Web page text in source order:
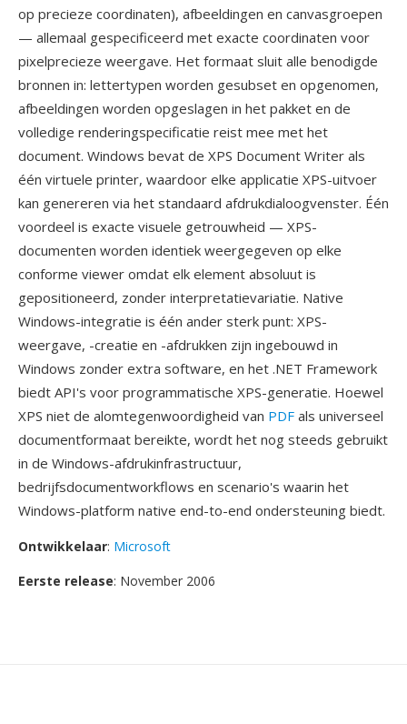
op precieze coordinaten), afbeeldingen en canvasgroepen
— allemaal gespecificeerd met exacte coordinaten voor
pixelprecieze weergave. Het formaat sluit alle benodigde
bronnen in: lettertypen worden gesubset en opgenomen,
afbeeldingen worden opgeslagen in het pakket en de
volledige renderingspecificatie reist mee met het
document. Windows bevat de XPS Document Writer als
één virtuele printer, waardoor elke applicatie XPS-uitvoer
kan genereren via het standaard afdrukdialoogvenster. Één
voordeel is exacte visuele getrouwheid — XPS-
documenten worden identiek weergegeven op elke
conforme viewer omdat elk element absoluut is
gepositioneerd, zonder interpretatievariatie. Native
Windows-integratie is één ander sterk punt: XPS-
weergave, -creatie en -afdrukken zijn ingebouwd in
Windows zonder extra software, en het .NET Framework
biedt API's voor programmatische XPS-generatie. Hoewel
XPS niet de alomtegenwoordigheid van PDF als universeel
documentformaat bereikte, wordt het nog steeds gebruikt
in de Windows-afdrukinfrastructuur,
bedrijfsdocumentworkflows en scenario's waarin het
Windows-platform native end-to-end ondersteuning biedt.
Ontwikkelaar: Microsoft
Eerste release: November 2006